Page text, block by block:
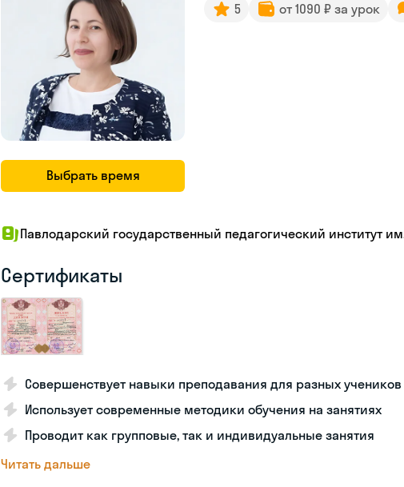
Выбрать время
5 от 1090 ₽ за урок
Павлодарский государственный педагогический институт
Сертификаты
Совершенствует навыки преподавания для разных учеников
Использует современные методики обучения на занятиях
Проводит как групповые, так и индивидуальные занятия
Читать дальше